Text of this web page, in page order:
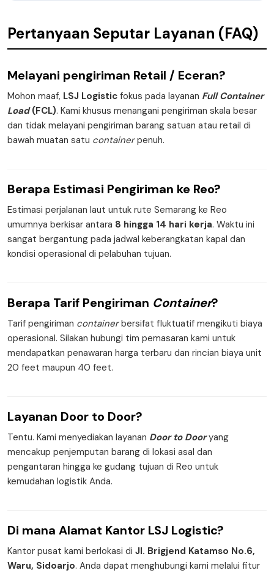
Pertanyaan Seputar Layanan (FAQ)
Melayani pengiriman Retail / Eceran?
Mohon maaf, LSJ Logistic fokus pada layanan Full Container
Load(FCL). Kami khusus menangani pengiriman skala besar
dan tidak melayani pengiriman barang satuan atau retail di
bawah muatan satu containerpenuh.
Berapa Estimasi Pengiriman ke Reo?
Estimasi perjalanan laut untuk rute Semarang ke Reo
umumnya berkisar antara 8 hingga 14 hari kerja. Waktu ini
sangat bergantung pada jadwal keberangkatan kapal dan
kondisi operasional di pelabuhan tujuan.
Berapa Tarif Pengiriman Container?
Tarif pengiriman containerbersifat fluktuatif mengikuti biaya
operasional. Silakan hubungi tim pemasaran kami untuk
mendapatkan penawaran harga terbaru dan rincian biaya unit
20 feet maupun 40 feet.
Layanan Door to Door?
Tentu. Kami menyediakan layanan Door to Dooryang
mencakup penjemputan barang di lokasi asal dan
pengantaran hingga ke gudang tujuan di Reo untuk
kemudahan logistik Anda.
Di mana Alamat Kantor LSJ Logistic?
Kantor pusat kami berlokasi di Jl. Brigjend Katamso No.6,
Waru, Sidoarjo. Anda dapat menghubungi kami melalui fitur